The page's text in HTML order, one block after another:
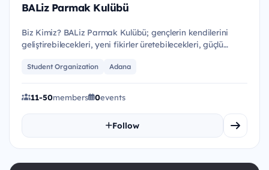
BALiz Parmak Kulübü
Biz Kimiz? BALiz Parmak Kulübü; gençlerin kendilerini
geliştirebilecekleri, yeni fikirler üretebilecekleri, güçlü
Student Organization Adana
11-50members 0events
Follow